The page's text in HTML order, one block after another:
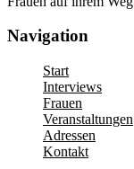
Navigation
Start
Interviews
Frauen
Veranstaltungen
Adressen
Kontakt